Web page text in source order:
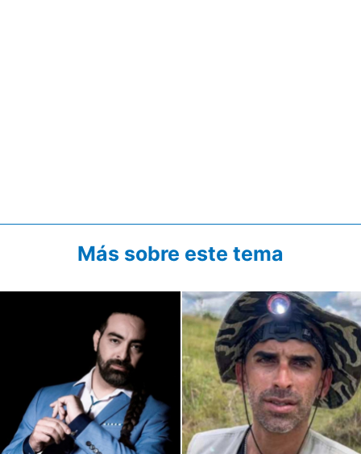
Más sobre este tema